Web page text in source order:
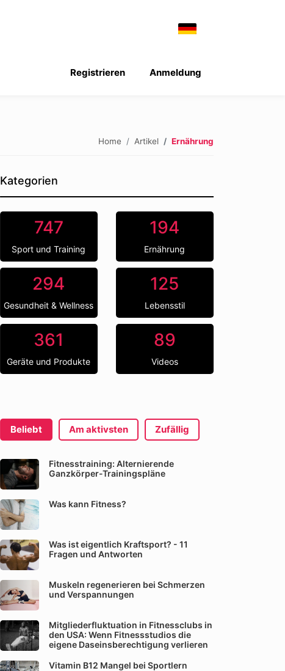
Anmeldung
Registrieren
Home Artikel Ernährung
Kategorien
747
Sport und Training
194
Ernährung
294
Gesundheit & Wellness
125
Lebensstil
361
Geräte und Produkte
89
Videos
Beliebt Am aktivsten Zufällig
Fitnesstraining: Alternierende
Ganzkörper-Trainingspläne
Was kann Fitness?
Was ist eigentlich Kraftsport? - 11
Fragen und Antworten
Muskeln regenerieren bei Schmerzen
und Verspannungen
Mitgliederfluktuation in Fitnessclubs in
den USA: Wenn Fitnessstudios die
eigene Daseinsberechtigung verlieren
Vitamin B12 Mangel bei Sportlern